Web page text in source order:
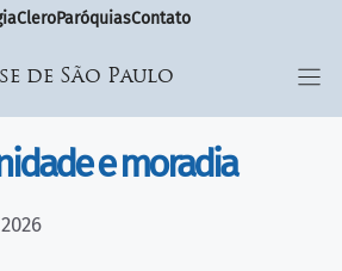
CleroParóquiasContato
de São Paulo
e moradia